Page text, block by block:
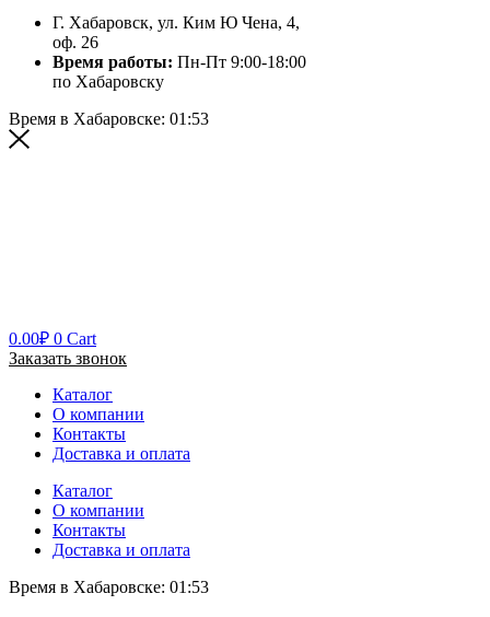
Г. Хабаровск, ул. Ким Ю Чена, 4,
оф. 26
Время работы: Пн-Пт 9:00-18:00
по Хабаровску
Время в Хабаровске: 01:53
0.00₽ 0 Cart
Заказать звонок
Каталог
О компании
Контакты
Доставка и оплата
Каталог
О компании
Контакты
Доставка и оплата
Время в Хабаровске: 01:53